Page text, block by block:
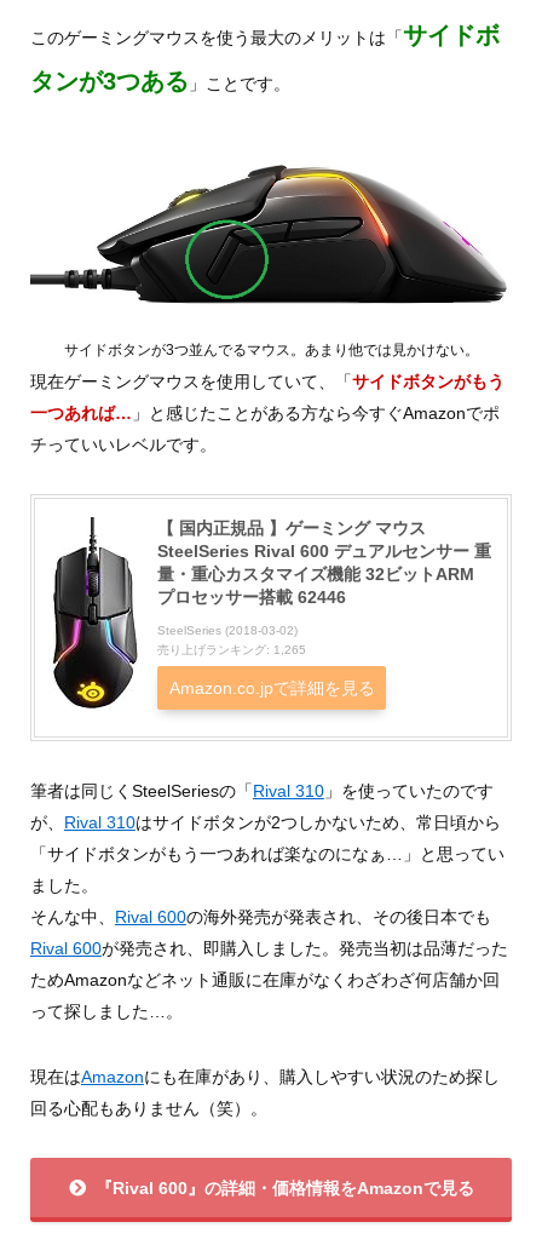
このゲーミングマウスを使う最大のメリットは「サイドボ
タンが3つある 」ことです。
サイドボタンが3つ並んでるマウス。あまり他では見かけない。
現在ゲーミングマウスを使用していて、「サイドボタンがもう
一つあれば… 」と感じたことがある方なら今すぐAmazonでポ
チっていいレベルです。
【 国内正規品 】ゲーミング マウス
SteelSeries Rival 600 デュアルセンサー 重
量・重心カスタマイズ機能 32ビットARM
プロセッサー搭載 62446
SteelSeries (2018-03-02)
売り上げランキング: 1,265
Amazon.co.jpで詳細を見る
筆者は同じくSteelSeriesの「Rival 310」を使っていたのです
が、 Rival 310はサイドボタンが2つしかないため、常日頃から
「サイドボタンがもう一つあれば楽なのになぁ…」と思ってい
ました。
そんな中、 Rival 600の海外発売が発表され、その後日本でも
Rival 600が発売され、即購入しました。発売当初は品薄だった
ためAmazonなどネット通販に在庫がなくわざわざ何店舗か回
って探しました…。
現在はAmazonにも在庫があり、購入しやすい状況のため探し
回る心配もありません（笑）。
『Rival 600』の詳細・価格情報をAmazonで見る